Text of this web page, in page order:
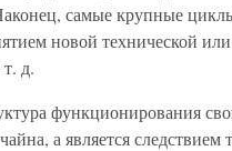
самые крупные
новой технической
д.
функционирования
а являет­ся